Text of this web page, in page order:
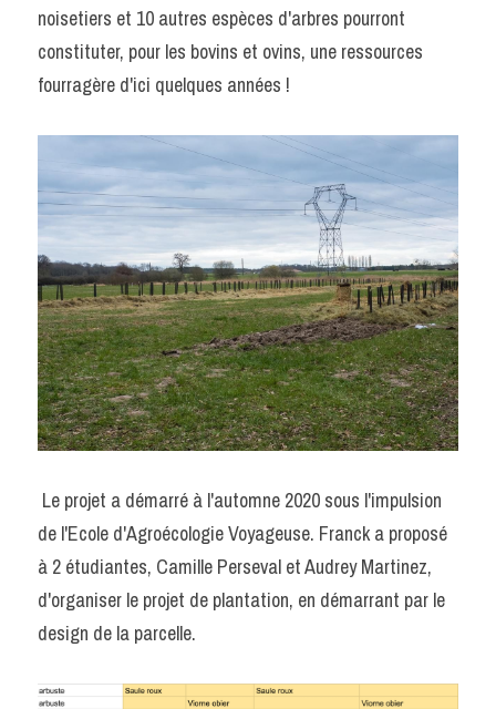
noisetiers et 10 autres espèces d'arbres pourront
constituter, pour les bovins et ovins, une ressources
fourragère d'ici quelques années !
de l'Ecole d'Agroécologie Voyageuse. Franck a proposé
à 2 étudiantes, Camille Perseval et Audrey Martinez,
d'organiser le projet de plantation, en démarrant par le
design de la parcelle.